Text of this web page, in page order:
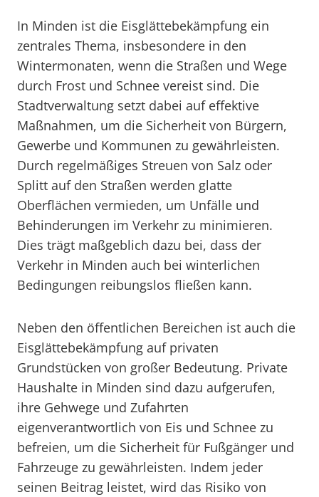
In Minden ist die Eisglättebekämpfung ein
zentrales Thema, insbesondere in den
Wintermonaten, wenn die Straßen und Wege
durch Frost und Schnee vereist sind. Die
Stadtverwaltung setzt dabei auf effektive
Maßnahmen, um die Sicherheit von Bürgern,
Gewerbe und Kommunen zu gewährleisten.
Durch regelmäßiges Streuen von Salz oder
Splitt auf den Straßen werden glatte
Oberflächen vermieden, um Unfälle und
Behinderungen im Verkehr zu minimieren.
Dies trägt maßgeblich dazu bei, dass der
Verkehr in Minden auch bei winterlichen
Bedingungen reibungslos fließen kann.
Neben den öffentlichen Bereichen ist auch die
Eisglättebekämpfung auf privaten
Grundstücken von großer Bedeutung. Private
Haushalte in Minden sind dazu aufgerufen,
ihre Gehwege und Zufahrten
eigenverantwortlich von Eis und Schnee zu
befreien, um die Sicherheit für Fußgänger und
Fahrzeuge zu gewährleisten. Indem jeder
seinen Beitrag leistet, wird das Risiko von